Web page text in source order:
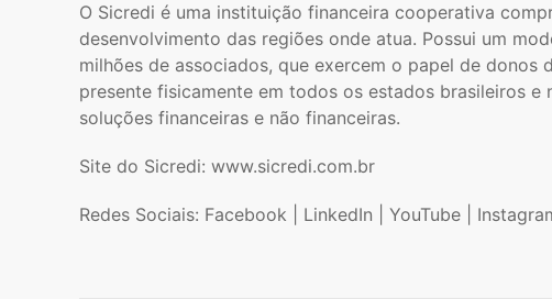
O Sicredi é uma instituição financeira cooperativa
desenvolvimento das regiões onde atua. Possui um
milhões de associados, que exercem o papel de
presente fisicamente em todos os estados brasileiros
soluções financeiras e não financeiras.
Site do Sicredi: www.sicredi.com.br
Redes Sociais: Facebook | LinkedIn | YouTube |